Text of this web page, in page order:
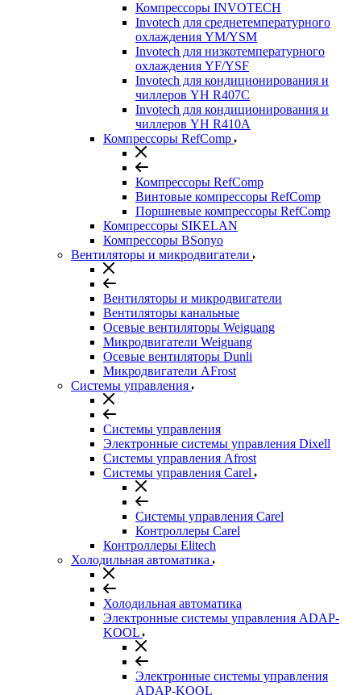
Компрессоры INVOTECH
Invotech для среднетемпературного
охлаждения YM/YSM
Invotech для низкотемпературного
охлаждения YF/YSF
Invotech для кондиционирования и
чиллеров YH R407C
Invotech для кондиционирования и
чиллеров YH R410A
Компрессоры RefComp
Компрессоры RefComp
Винтовые компрессоры RefComp
Поршневые компрессоры RefComp
Компрессоры SIKELAN
Компрессоры BSonyo
Вентиляторы и микродвигатели
Вентиляторы и микродвигатели
Вентиляторы канальные
Осевые вентиляторы Weiguang
Микродвигатели Weiguang
Осевые вентиляторы Dunli
Микродвигатели AFrost
Системы управления
Системы управления
Электронные системы управления Dixell
Системы управления Afrost
Системы управления Carel
Системы управления Carel
Контроллеры Carel
Контроллеры Elitech
Холодильная автоматика
Холодильная автоматика
Электронные системы управления ADAP-
KOOL
Электронные системы управления
ADAP-KOOL